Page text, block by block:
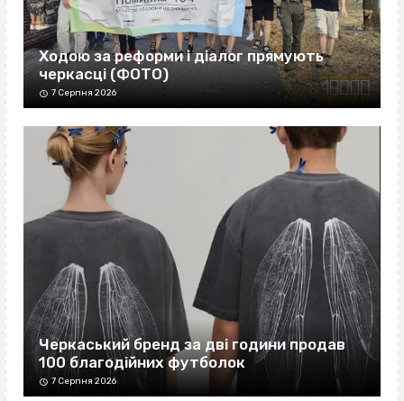
Ходою за реформи і діалог прямують
черкасці (ФОТО)
7 Серпня 2026
Черкаський бренд за дві години продав
100 благодійних футболок
7 Серпня 2026